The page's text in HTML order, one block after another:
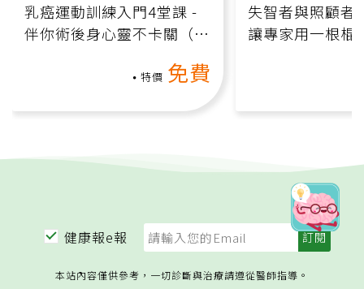
乳癌運動訓練入門4堂課 -
伴你術後身心靈不卡關（線
特價 免費
失智者與照顧者
讓專家用一根棍
健康報e報
本站內容僅供參考，一切診斷與治療請遵從醫師指導。